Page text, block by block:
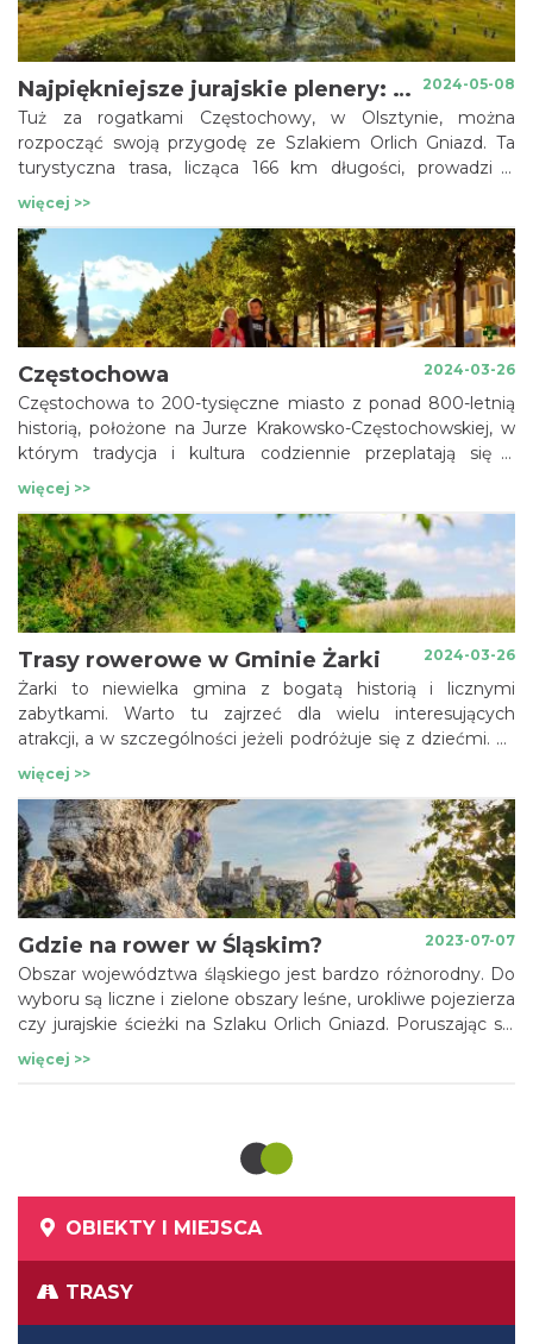
2024-05-08
Najpiękniejsze jurajskie plenery: Olsztyn, Sokole Góry, Mstów
Tuż za rogatkami Częstochowy, w Olsztynie, można
rozpocząć swoją przygodę ze Szlakiem Orlich Gniazd. Ta
turystyczna trasa, licząca 166 km długości, prowadzi z
Krakowa do Częstochowy (lub odwrotnie) i została
oznakowana w 1953 r. wśród najbardziej malowniczych
fragmentów Wyżyny Krakowsko-Częstochowskiej, zwanej
popularnie Jurą. Oprócz tytułowych „orlich gniazd”, czyli ruin
zamków i strażnic rycerskich, atrakcją szlaku są różnorodne
formy krasowe: ostańce wapienne, jaskinie, doliny i
grzebienie skalne.
więcej >>
2024-03-26
Częstochowa
Częstochowa to 200-tysięczne miasto z ponad 800-letnią
historią, położone na Jurze Krakowsko-Częstochowskiej, w
którym tradycja i kultura codziennie przeplatają się z
rytmem życia nowoczesnego miasta. To największe
centrum gospodarcze, akademickie, kulturalne i
administracyjne na północy województwa śląskiego, będące
jednocześnie znanym od setek lat w kraju i zagranicą
ośrodkiem pielgrzymowania dzięki obecności w mieście
Sanktuarium na Jasnej Górze.
więcej >>
2024-03-26
Trasy rowerowe w Gminie Żarki
Żarki to niewielka gmina z bogatą historią i licznymi
zabytkami. Warto tu zajrzeć dla wielu interesujących
atrakcji, a w szczególności jeżeli podróżuje się z dziećmi. To
również doskonała destynacja dla rowerzystów, bo
staraniem gminy powstało kilkadziesiąt kilometrów
wyasfaltowanych ścieżek pieszo-rowerowych, w większości
wyłączonych z ruchu samochodowego, łączących
najcenniejsze miejsca związane z kulturą, tradycją,
dziedzictwem przyrodniczym i kulturowym gminy Żarki
oraz gmin sąsiednich.
więcej >>
2023-07-07
Gdzie na rower w Śląskim?
Obszar województwa śląskiego jest bardzo różnorodny. Do
wyboru są liczne i zielone obszary leśne, urokliwe pojezierza
czy jurajskie ścieżki na Szlaku Orlich Gniazd. Poruszając się
rowerem można odwiedzać obiekty na Szlaku Zabytków
Techniki lub nawet bez większego wysiłku cieszyć się
więcej >>
OBIEKTY I MIEJSCA
TRASY